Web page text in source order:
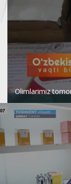
Olimlarimiz